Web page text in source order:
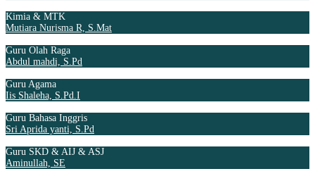
Kimia & MTK
Mutiara Nurisma R, S.Mat
Guru Olah Raga
Abdul mahdi, S.Pd
Guru Agama
Iis Shaleha, S.Pd.I
Guru Bahasa Inggris
Sri Aprida yanti, S.Pd
Guru SKD & AIJ & ASJ
Aminullah, SE